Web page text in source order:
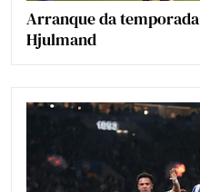
Arranque da
Hjulmand